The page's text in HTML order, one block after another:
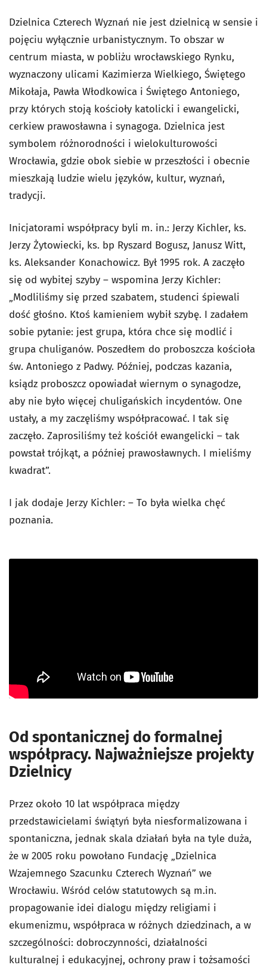
Dzielnica Czterech Wyznań nie jest dzielnicą w sensie i
pojęciu wyłącznie urbanistycznym. To obszar w
centrum miasta, w pobliżu wrocławskiego Rynku,
wyznaczony ulicami Kazimierza Wielkiego, Świętego
Mikołaja, Pawła Włodkowica i Świętego Antoniego,
przy których stoją kościoły katolicki i ewangelicki,
cerkiew prawosławna i synagoga. Dzielnica jest
symbolem różnorodności i wielokulturowości
Wrocławia, gdzie obok siebie w przeszłości i obecnie
mieszkają ludzie wielu języków, kultur, wyznań,
tradycji.
Inicjatorami współpracy byli m. in.: Jerzy Kichler, ks.
Jerzy Żytowiecki, ks. bp Ryszard Bogusz, Janusz Witt,
ks. Aleksander Konachowicz. Był 1995 rok. A zaczęło
się od wybitej szyby – wspomina Jerzy Kichler:
„Modliliśmy się przed szabatem, studenci śpiewali
dość głośno. Ktoś kamieniem wybił szybę. I zadałem
sobie pytanie: jest grupa, która chce się modlić i
grupa chuliganów. Poszedłem do proboszcza kościoła
św. Antoniego z Padwy. Później, podczas kazania,
ksiądz proboszcz opowiadał wiernym o synagodze,
aby nie było więcej chuligańskich incydentów. One
ustały, a my zaczęliśmy współpracować. I tak się
zaczęło. Zaprosiliśmy też kościół ewangelicki – tak
powstał trójkąt, a później prawosławnych. I mieliśmy
kwadrat”.
I jak dodaje Jerzy Kichler: – To była wielka chęć
poznania.
Od spontanicznej do formalnej
współpracy. Najważniejsze projekty
Dzielnicy
Przez około 10 lat współpraca między
przedstawicielami świątyń była niesformalizowana i
spontaniczna, jednak skala działań była na tyle duża,
że w 2005 roku powołano Fundację „Dzielnica
Wzajemnego Szacunku Czterech Wyznań” we
Wrocławiu. Wśród celów statutowych są m.in.
propagowanie idei dialogu między religiami i
ekumenizmu, współpraca w różnych dziedzinach, a w
szczególności: dobroczynności, działalności
kulturalnej i edukacyjnej, ochrony praw i tożsamości